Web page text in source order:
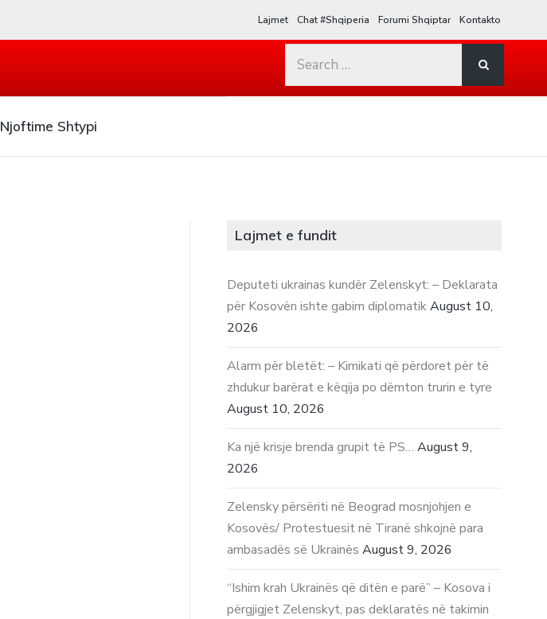
Lajmet Chat #Shqiperia Forumi Shqiptar Kontakto
Search
Njoftime Shtypi
Lajmet e fundit
Deputeti ukrainas kundër Zelenskyt: – Deklarata
për Kosovën ishte gabim diplomatik August 10,
2026
Alarm për bletët: – Kimikati që përdoret për të
zhdukur barërat e këqija po dëmton trurin e tyre
August 10, 2026
Ka një krisje brenda grupit të PS… August 9,
2026
Zelensky përsëriti në Beograd mosnjohjen e
Kosovës/ Protestuesit në Tiranë shkojnë para
ambasadës së Ukrainës August 9, 2026
“Ishim krah Ukrainës që ditën e parë” – Kosova i
përgjigjet Zelenskyt, pas deklaratës në takimin